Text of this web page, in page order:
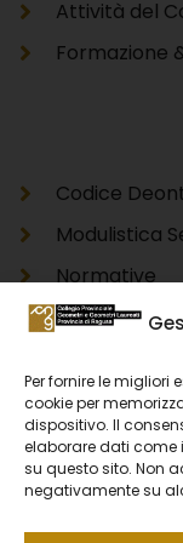
Per fornire le migliori
cookie per
dispositivo. Il
elaborare dati come
su questo sito. Non
negativamente su
Attività del
Formazione
Codice
Modulistica
Normative
Modello
DOCFA
PREGEO